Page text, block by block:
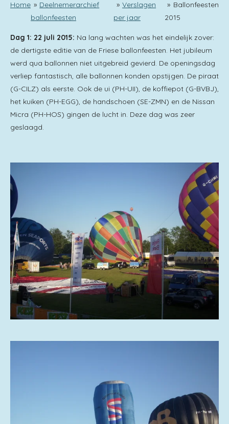
Home » Deelnemerarchief
ballonfeesten
» Verslagen
per jaar
» Ballonfeesten
2015
Dag 1: 22 juli 2015: Na lang wachten was het eindelijk zover:
de dertigste editie van de Friese ballonfeesten. Het jubileum
werd qua ballonnen niet uitgebreid gevierd. De openingsdag
verliep fantastisch, alle ballonnen konden opstijgen. De piraat
(G-CILZ) als eerste. Ook de ui (PH-UII), de koffiepot (G-BVBJ),
het kuiken (PH-EGG), de handschoen (SE-ZMN) en de Nissan
Micra (PH-HOS) gingen de lucht in. Deze dag was zeer
geslaagd.